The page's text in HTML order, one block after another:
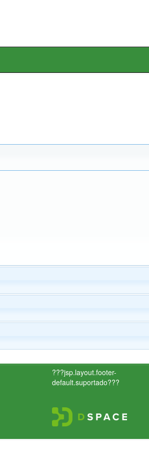
???jsp.layout.footer-
default.suportado???